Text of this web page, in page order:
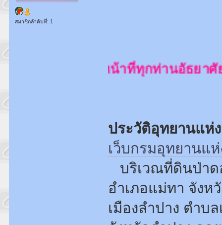
สมาชิกลำดับที่: 1
าล เจ้าหน้าที่ทุกท่านอัธยาศัยดีมาก
ประวัติอุทยานแห่
เว็บกรมอุทยานแ
บริเวณที่ดินป่าด
อำเภอแม่ทา จังห
เมืองลำปาง ตำบ